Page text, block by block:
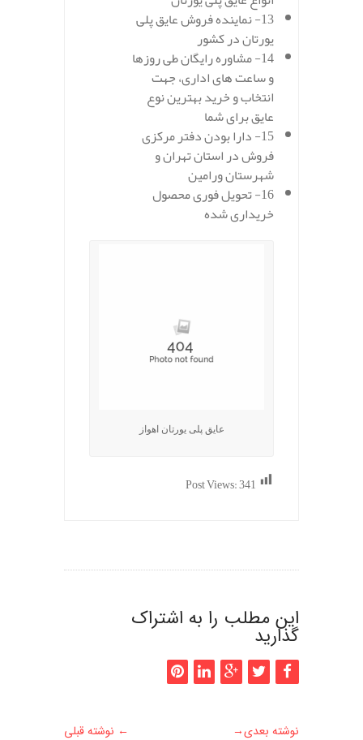
13- نماینده فروش عایق پلی
یورتان در کشور
14- مشاوره رایگان طی روزها
و ساعت های اداری، جهت
انتخاب و خرید بهترین نوع
عایق برای شما
15- دارا بودن دفتر مرکزی
فروش در استان تهران و
شهرستان ورامین
16- تحویل فوری محصول
خریداری شده
عایق پلی یورتان اهواز
Post Views:341
این مطلب را به اشتراک
گذارید
← نوشته قبلی نوشته بعدی→